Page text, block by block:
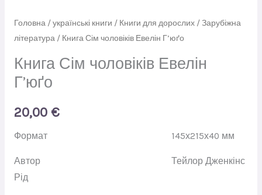
Головна/українські книги / Книги для дорослих/Зарубіжна
література/ Книга Сім чоловіків Евелін Г’юґо
Книга Сім чоловіків Евелін
Г’юґо
20,00 €
Формат 145х215х40 мм
Автор Тейлор Дженкінс
Рід